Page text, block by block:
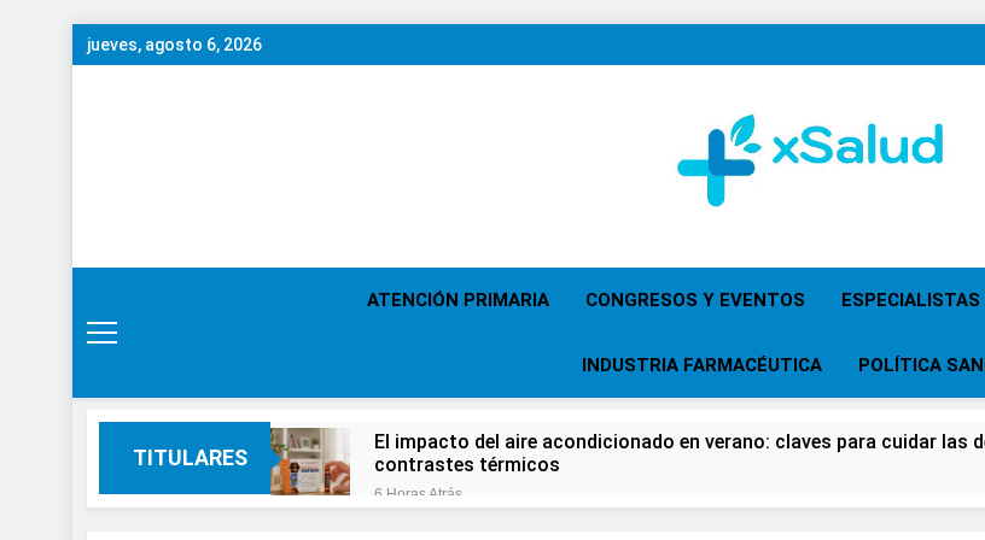
Saltar
al
jueves, agosto 6, 2026
XSalud
ATENCIÓN PRIMARIA CONGRESOS Y EVENTOS ESPECIALISTAS
INDUSTRIA FARMACÉUTICA POLÍTICA
TITULARES
El impacto del aire acondicionado en verano: claves para cuidar
contrastes térmicos
6 Horas Atrás